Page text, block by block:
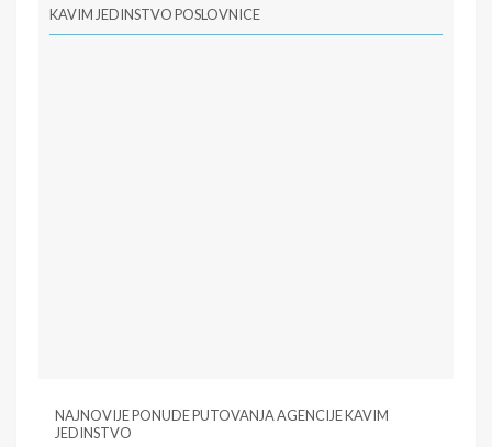
KAVIM JEDINSTVO POSLOVNICE
NAJNOVIJE PONUDE PUTOVANJA AGENCIJE KAVIM
JEDINSTVO